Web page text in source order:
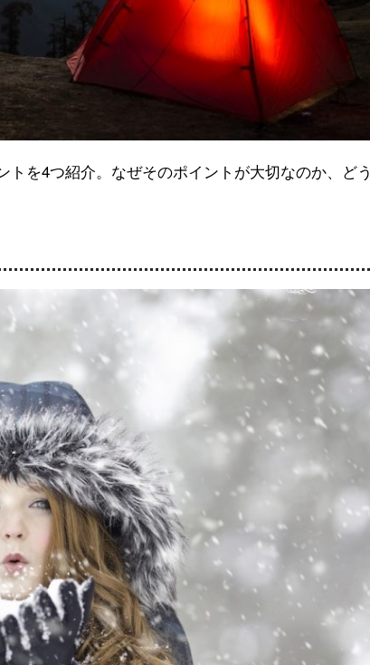
を4つ紹介。なぜそのポイントが大切なのか、どう